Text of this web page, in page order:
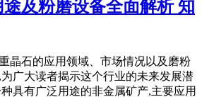
及粉磨设备全面解析 知
晶石的应用领域、市场情况以及磨粉
广大读者揭示这个行业的未来发展潜
具有广泛用途的非金属矿产,主要应用